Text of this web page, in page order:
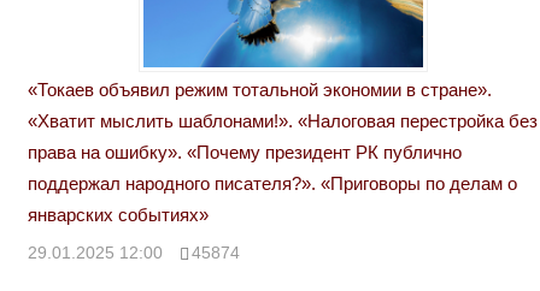
«Токаев объявил режим тотальной экономии в стране».
«Хватит мыслить шаблонами!». «Налоговая перестройка без
права на ошибку». «Почему президент РК публично
поддержал народного писателя?». «Приговоры по делам о
январских событиях»
29.01.2025 12:00 45874